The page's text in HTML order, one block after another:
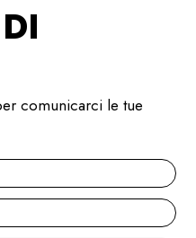
comunicarci le tue